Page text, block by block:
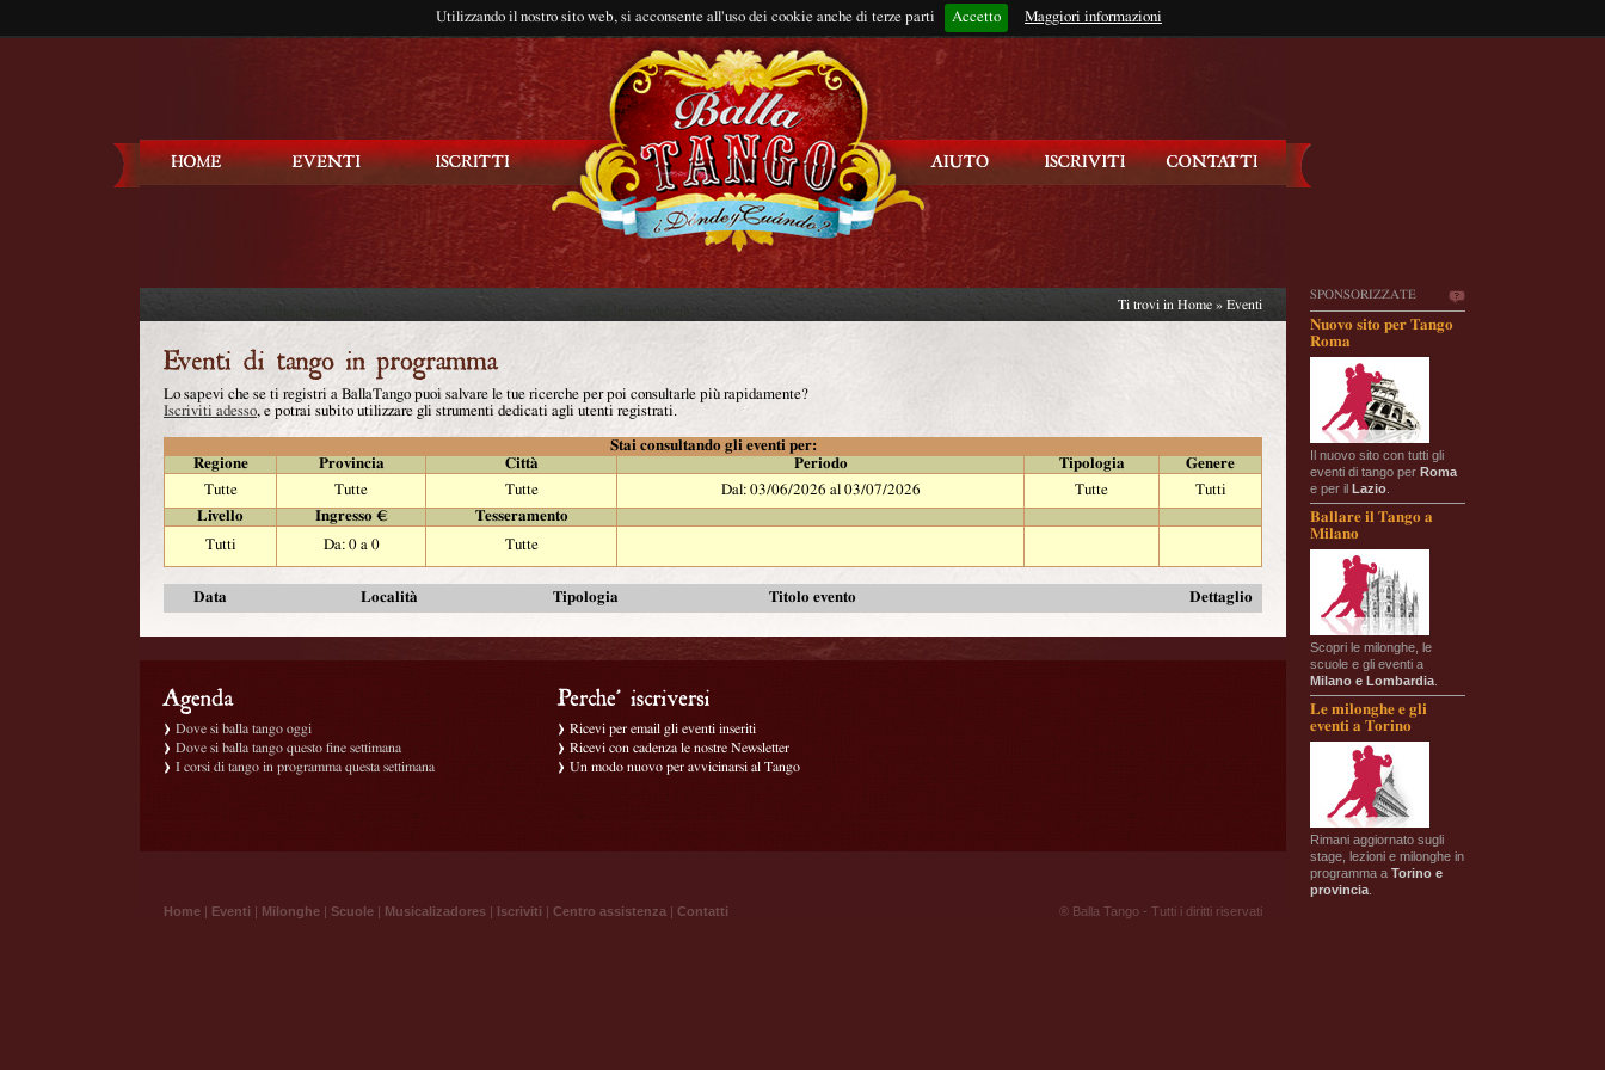
Utilizzando il nostro sito web, si acconsente all'uso dei cookie anche di terze parti Accetto Maggiori informazioni
Rimani connesso?
SPONSORIZZATE
Nuovo sito per Tango
Roma
Il nuovo sito con tutti gli
eventi di tango per Roma
e per il Lazio
Ballare il Tango a
Milano
Scopri le milonghe, le
scuole e gli eventi a
Milano e Lombardia
Le milonghe e gli
eventi a Torino
Rimani aggiornato sugli
stage, lezioni e milonghe in
programma a Torino e
provincia
Ti trovi in Home » Eventi
Lo sapevi che se ti registri a BallaTango puoi salvare le tue ricerche per poi consultarle più rapidamente?
Iscriviti adesso, e potrai subito utilizzare gli strumenti dedicati agli utenti registrati.
Stai consultando gli eventi per:
Regione
Provincia Città Periodo Tipologia
Genere
Tutte
Tutte Tutte Dal: 03/06/2026 al 03/07/2026 Tutte
Tutti
Livello
Ingresso €
Tesseramento
Tutti
Da: 0 a 0 Tutte
Data Località Tipologia Titolo evento Dettaglio
Dove si balla tango oggi
Dove si balla tango questo fine settimana
I corsi di tango in programma questa settimana
Ricevi per email gli eventi inseriti
Ricevi con cadenza le nostre Newsletter
Un modo nuovo per avvicinarsi al Tango
Home | Eventi | Milonghe | Scuole | Musicalizadores | Iscriviti | Centro assistenza | Contatti ® Balla Tango - Tutti i diritti riservati